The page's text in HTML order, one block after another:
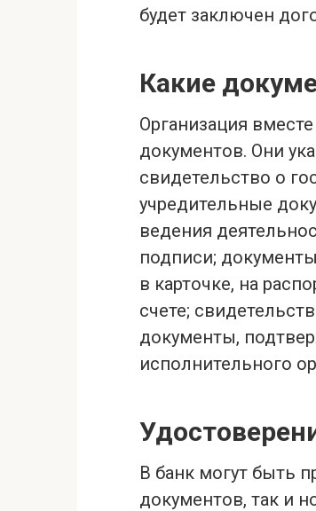
будет заключен
Какие
Организация
документов. Они
свидетельство о
учредительные
ведения
подписи;
в карточке, на
счете;
документы,
исполнительного
В банк могут быть
документов, так и